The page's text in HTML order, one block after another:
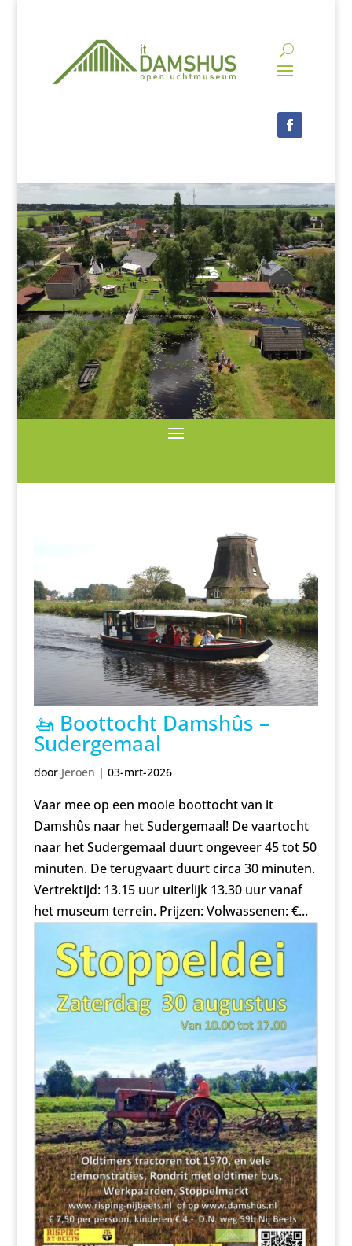
Videospeler
🚤 Boottocht Damshûs –
Sudergemaal
door Jeroen | 03-mrt-2026
Vaar mee op een mooie boottocht van it
Damshûs naar het Sudergemaal! De vaartocht
naar het Sudergemaal duurt ongeveer 45 tot 50
minuten. De terugvaart duurt circa 30 minuten.
Vertrektijd: 13.15 uur uiterlijk 13.30 uur vanaf
het museum terrein. Prijzen: Volwassenen: €...